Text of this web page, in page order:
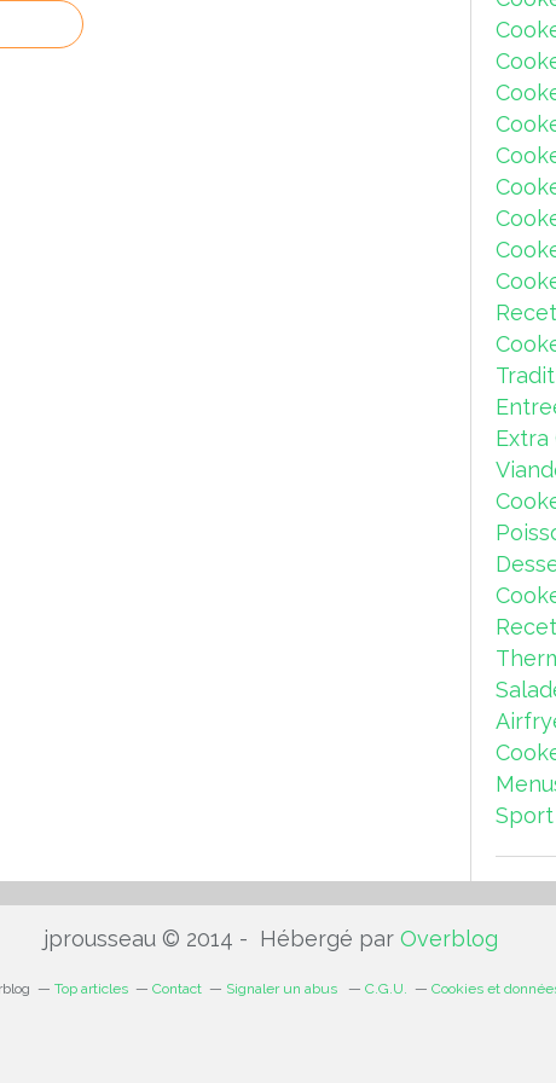
Extra
Sport
jprousseau © 2014 - Hébergé par Overblog
Top articles Contact Signaler un abus C.G.U. Cookies et